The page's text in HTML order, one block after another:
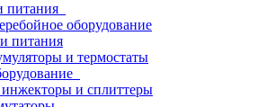
питания
оборудование
питания
и термостаты
и сплиттеры